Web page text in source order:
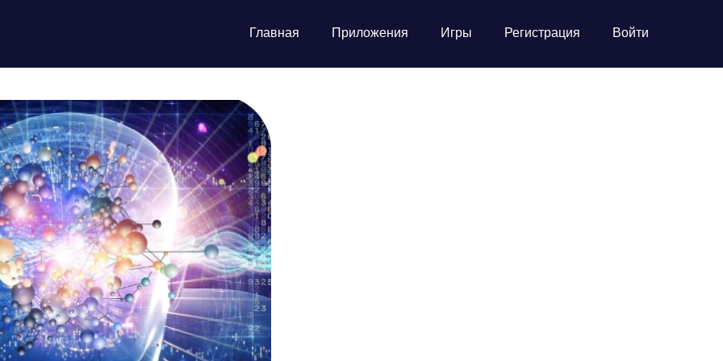
Главная Приложения Игры Регистрация Войти